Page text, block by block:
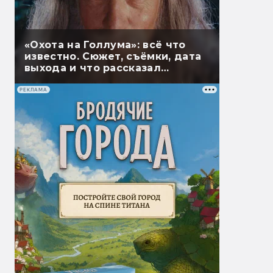
«Охота на Голлума»: всё что
известно. Сюжет, съёмки, дата
выхода и что рассказал
РЕКЛАМА